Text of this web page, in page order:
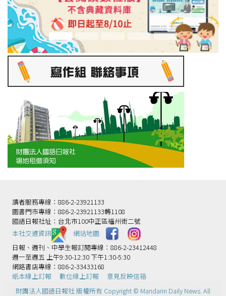
讀者服務專線：886-2-23921133
圖書門市專線：886-2-23921133轉1108
國語日報社址：台北市100中正區福州街二號
本社交通資訊️
網站地圖
日報、週刊、中學生報訂閱專線：886-2-23412448
週一至週五 上午9:30-12:30 下午1:30-5:30
網路書店專線：886-2-33433168
紙本線上訂報
數位線上訂報
意見反映信箱
財團法人國語日報社 版權所有 Copyright © Mandarin Daily News. All